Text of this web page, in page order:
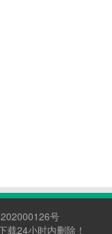
号
载24小时内删除！